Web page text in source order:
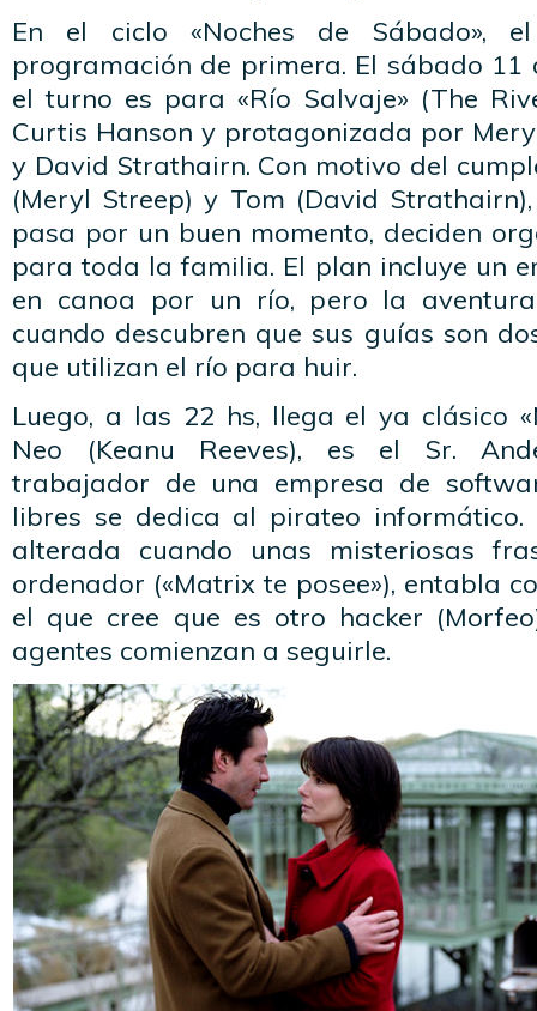
En el ciclo «Noches de Sábado»,
programación de primera. El sábado 11
el turno es para «Río Salvaje» (The
Curtis Hanson y protagonizada por
y David Strathairn. Con motivo del
(Meryl Streep) y Tom (David
pasa por un buen momento, deciden
para toda la familia. El plan incluye un
en canoa por un río, pero la
cuando descubren que sus guías son
que utilizan el río para huir.
Luego, a las 22 hs, llega el ya clásico
Neo (Keanu Reeves), es el Sr.
trabajador de una empresa de
libres se dedica al pirateo
alterada cuando unas misteriosas
ordenador («Matrix te posee»), entabla
el que cree que es otro hacker
agentes comienzan a seguirle.